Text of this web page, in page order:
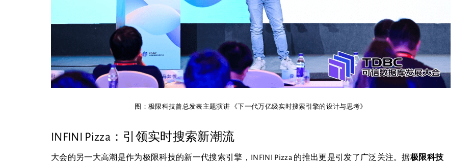
图：极限科技曾总发表主题演讲 《下一代万亿级实时搜索引擎的设计与思考》
INFINI Pizza：引领实时搜索新潮流
大会的另一大高潮是作为极限科技的新一代搜索引擎，INFINI Pizza 的推出更是引发了广泛关注。据极限科技